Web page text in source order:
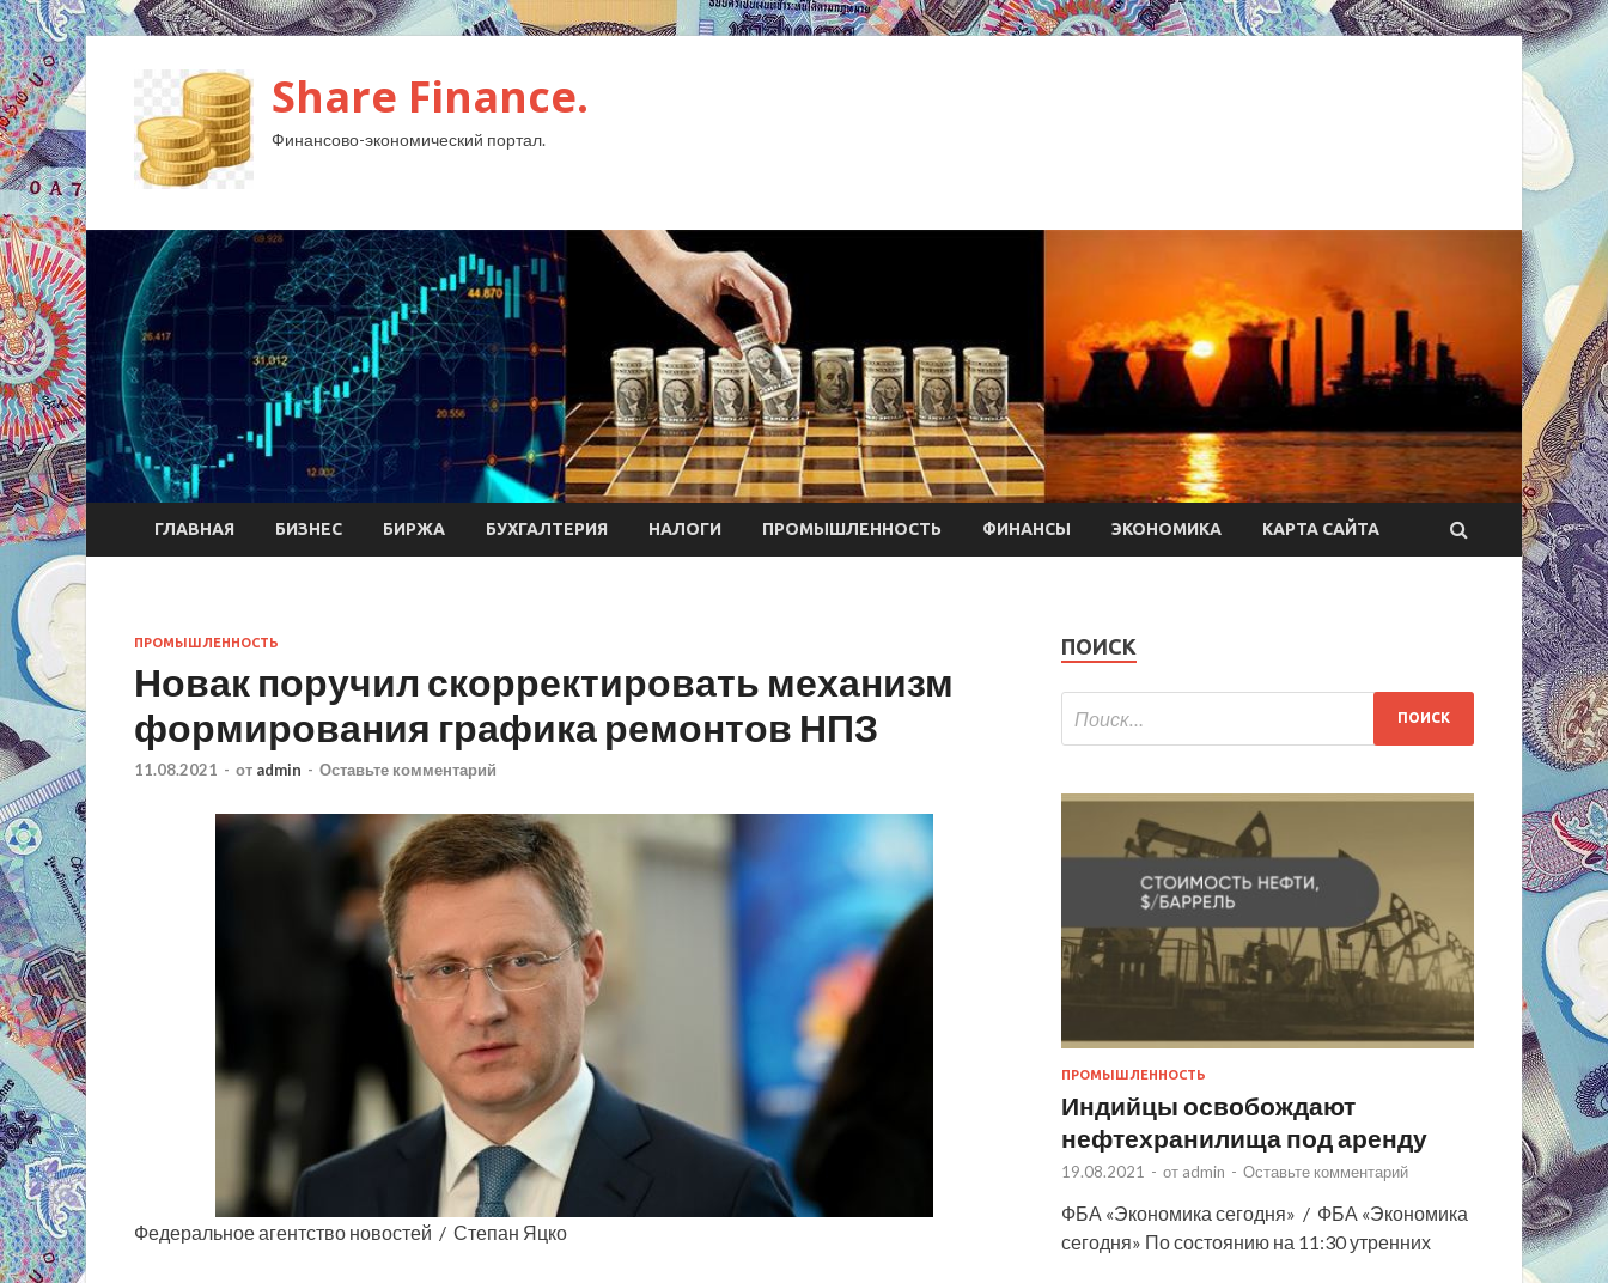
Share Finance.
Финансово-экономический портал.
ГЛАВНАЯ БИЗНЕС БИРЖА БУХГАЛТЕРИЯ НАЛОГИ ПРОМЫШЛЕННОСТЬ ФИНАНСЫ ЭКОНОМИКА КАРТА САЙТА
ПРОМЫШЛЕННОСТЬ
Новак поручил скорректировать механизм
формирования графика ремонтов НПЗ
11.08.2021 - от admin - Оставьте комментарий
Федеральное агентство новостей / Степан Яцко
ПОИСК
ПРОМЫШЛЕННОСТЬ
Индийцы освобождают
нефтехранилища под аренду
19.08.2021 - от admin - Оставьте комментарий
ФБА «Экономика сегодня» / ФБА «Экономика
сегодня» По состоянию на 11:30 утренних